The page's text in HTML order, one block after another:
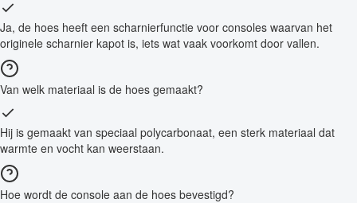
Ja, de hoes heeft een scharnierfunctie voor consoles waarvan het
originele scharnier kapot is, iets wat vaak voorkomt door vallen.
Van welk materiaal is de hoes gemaakt?
Hij is gemaakt van speciaal polycarbonaat, een sterk materiaal dat
warmte en vocht kan weerstaan.
Hoe wordt de console aan de hoes bevestigd?